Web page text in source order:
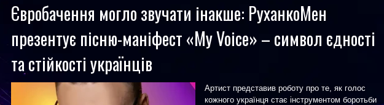
Євробачення могло звучати інакше: РуханкоМен
презентує пісню-маніфест «My Voice» – символ єдності
та стійкості українців
Артист представив роботу про те, як голос
кожного українця стає інструментом боротьби